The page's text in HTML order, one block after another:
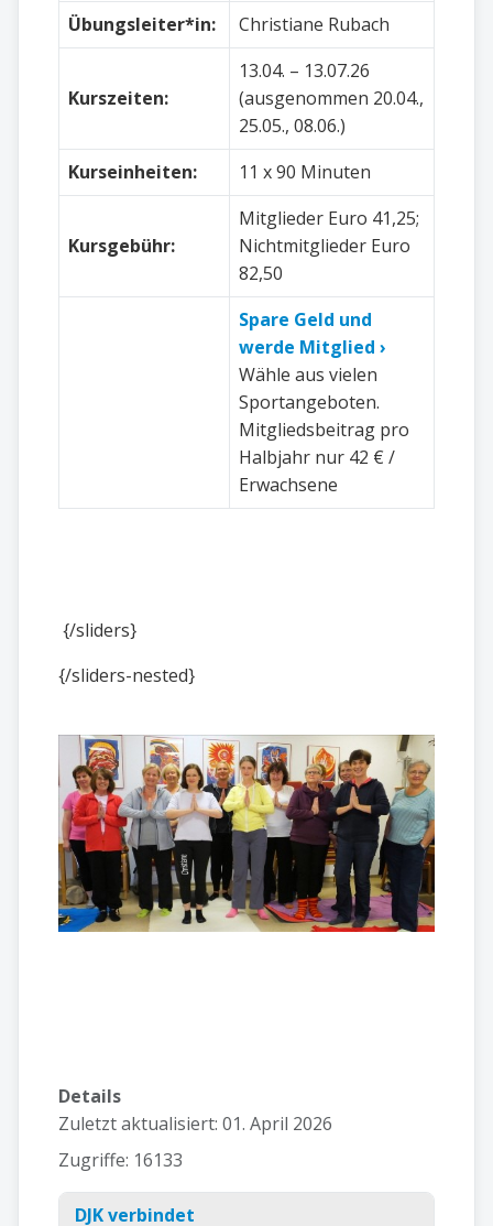
Übungsleiter*in:
Christiane Rubach
Kurszeiten:
13.04. – 13.07.26
(ausgenommen 20.04.,
25.05., 08.06.)
Kurseinheiten:
11 x 90 Minuten
Kursgebühr:
Mitglieder Euro 41,25;
Nichtmitglieder Euro
82,50
Spare Geld und
werde Mitglied ›
Wähle aus vielen
Sportangeboten.
Mitgliedsbeitrag pro
Halbjahr nur 42 € /
Erwachsene
{/sliders}
{/sliders-nested}
Details
Zuletzt aktualisiert: 01. April 2026
Zugriffe: 16133
DJK verbindet